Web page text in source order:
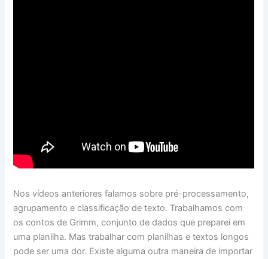
Nos vídeos anteriores falamos sobre pré-processamento,
agrupamento e classificação de texto. Trabalhamos com
os contos de Grimm, conjunto de dados que preparei em
uma planilha. Mas trabalhar com planilhas e textos longos
pode ser uma dor. Existe alguma outra maneira de importar